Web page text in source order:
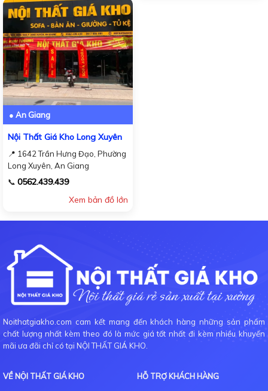
● An Giang
Nội Thất Giá Kho Long Xuyên
📍 1642 Trần Hưng Đạo, Phường
Long Xuyên, An Giang
📞 0562.439.439
Xem bản đồ lớn
Noithatgiakho.com cam kết mang đến khách hàng những sản phẩm
chất lượng nhất kèm theo đó là mức giá tốt nhất đi kèm nhiều khuyến
mãi ưa đãi chỉ có tại NỘI THẤT GIÁ KHO.
VỀ NỘI THẤT GIÁ KHO HỖ TRỢ KHÁCH HÀNG